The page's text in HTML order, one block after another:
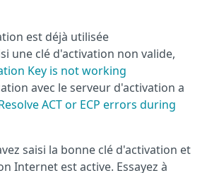
est déjà utilisée
une clé d'activation non valide,
Key is not working
avec le serveur d'activation a
ACT or ECP errors during
saisi la bonne clé d'activation et
Internet est active. Essayez à